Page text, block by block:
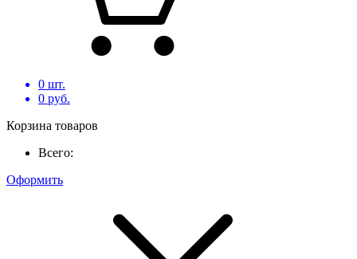
0 шт.
0 руб.
Корзина товаров
Всего:
Оформить